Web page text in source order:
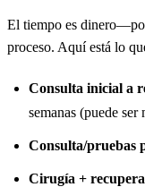
El tiempo es
proceso. Aquí está lo
Consulta inicial a
semanas (puede ser
Consulta/pruebas
Cirugía +